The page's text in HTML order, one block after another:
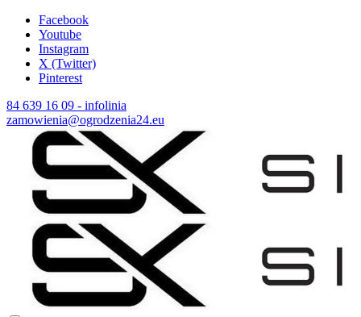
Facebook
Youtube
Instagram
X (Twitter)
Pinterest
84 639 16 09 - infolinia
zamowienia@ogrodzenia24.eu